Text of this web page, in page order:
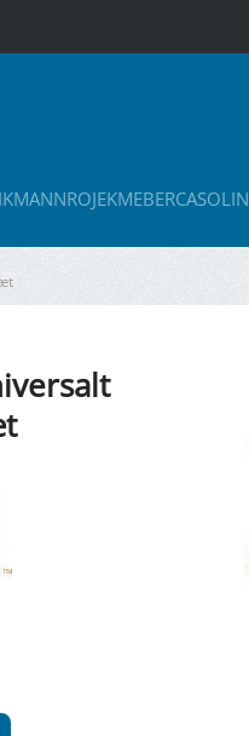
ROJEKMEBERCASOLIN